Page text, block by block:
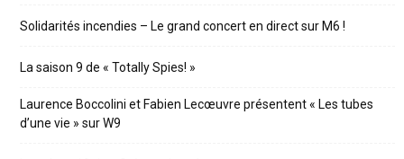
Solidarités incendies – Le grand concert en direct sur M6 !
La saison 9 de « Totally Spies! »
Laurence Boccolini et Fabien Lecœuvre présentent « Les tubes
d’une vie » sur W9